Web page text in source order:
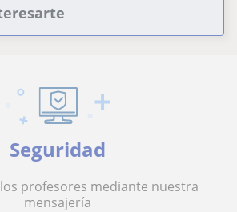
Seguridad
profesores mediante nuestra
mensajería